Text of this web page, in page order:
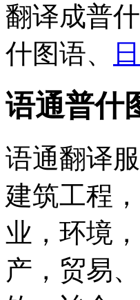
翻译成普什
什图语、
语通普什
语通翻译
建筑工程
业，环境
产，贸易